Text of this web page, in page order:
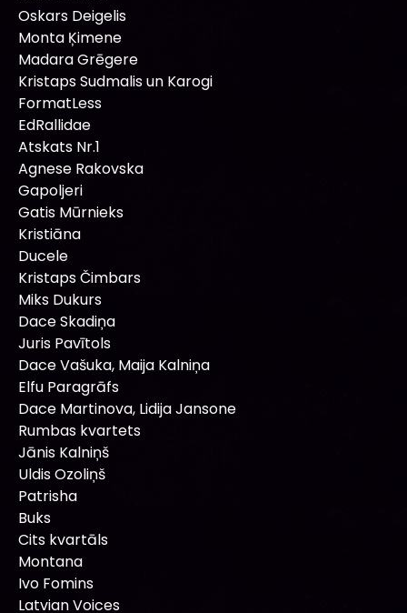
Oskars Deigelis
Monta Ķimene
Madara Grēgere
Kristaps Sudmalis un Karogi
FormatLess
EdRallidae
Atskats Nr.1
Agnese Rakovska
Gapoljeri
Gatis Mūrnieks
Kristiāna
Ducele
Kristaps Čimbars
Miks Dukurs
Dace Skadiņa
Juris Pavītols
Dace Vašuka, Maija Kalniņa
Elfu Paragrāfs
Dace Martinova, Lidija Jansone
Rumbas kvartets
Jānis Kalniņš
Uldis Ozoliņš
Patrisha
Buks
Cits kvartāls
Montana
Ivo Fomins
Latvian Voices